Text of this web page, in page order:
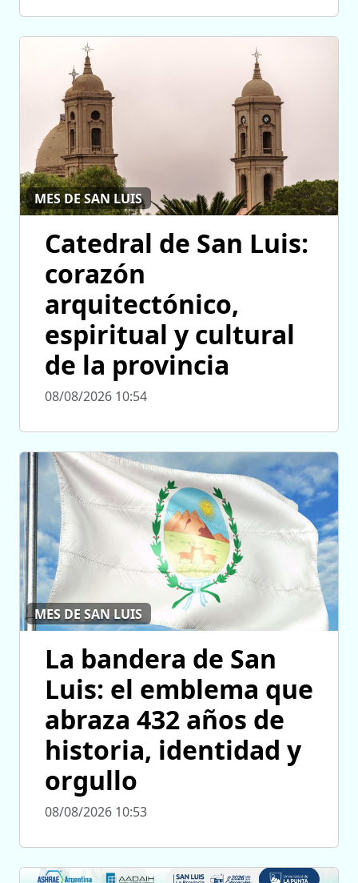
MES DE SAN LUIS
Catedral de San Luis:
corazón
arquitectónico,
espiritual y cultural
de la provincia
08/08/2026 10:54
MES DE SAN LUIS
La bandera de San
Luis: el emblema que
abraza 432 años de
historia, identidad y
orgullo
08/08/2026 10:53